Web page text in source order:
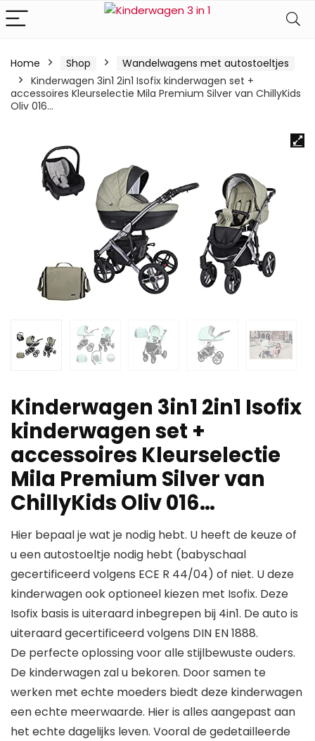
Home Shop
Wandelwagens met autostoeltjes
Kinderwagen 3in1 2in1 Isofix kinderwagen set +
accessoires Kleurselectie Mila Premium Silver van ChillyKids
Oliv 016…
Kinderwagen 3in1 2in1 Isofix
kinderwagen set +
accessoires Kleurselectie
Mila Premium Silver van
ChillyKids Oliv 016…
Hier bepaal je wat je nodig hebt. U heeft de keuze of
u een autostoeltje nodig hebt (babyschaal
gecertificeerd volgens ECE R 44/04) of niet. U deze
kinderwagen ook optioneel kiezen met Isofix. Deze
Isofix basis is uiteraard inbegrepen bij 4in1. De auto is
uiteraard gecertificeerd volgens DIN EN 1888.
De perfecte oplossing voor alle stijlbewuste ouders.
De kinderwagen zal u bekoren. Door samen te
werken met echte moeders biedt deze kinderwagen
een echte meerwaarde. Hier is alles aangepast aan
het echte dagelijks leven. Vooral de gedetailleerde